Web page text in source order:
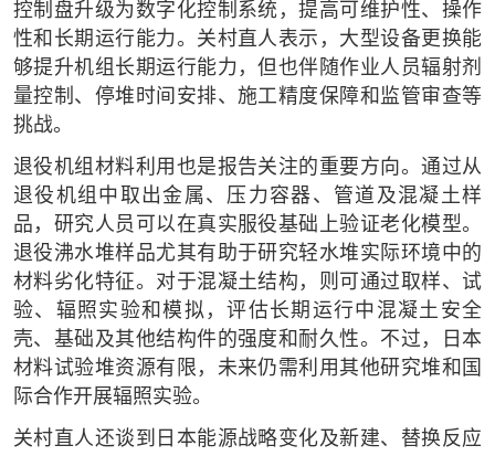
控制盘升级为数字化控制系统，提高可维护性、操作
性和长期运行能力。关村直人表示，大型设备更换能
够提升机组长期运行能力，但也伴随作业人员辐射剂
量控制、停堆时间安排、施工精度保障和监管审查等
挑战。
退役机组材料利用也是报告关注的重要方向。通过从
退役机组中取出金属、压力容器、管道及混凝土样
品，研究人员可以在真实服役基础上验证老化模型。
退役沸水堆样品尤其有助于研究轻水堆实际环境中的
材料劣化特征。对于混凝土结构，则可通过取样、试
验、辐照实验和模拟，评估长期运行中混凝土安全
壳、基础及其他结构件的强度和耐久性。不过，日本
材料试验堆资源有限，未来仍需利用其他研究堆和国
际合作开展辐照实验。
关村直人还谈到日本能源战略变化及新建、替换反应